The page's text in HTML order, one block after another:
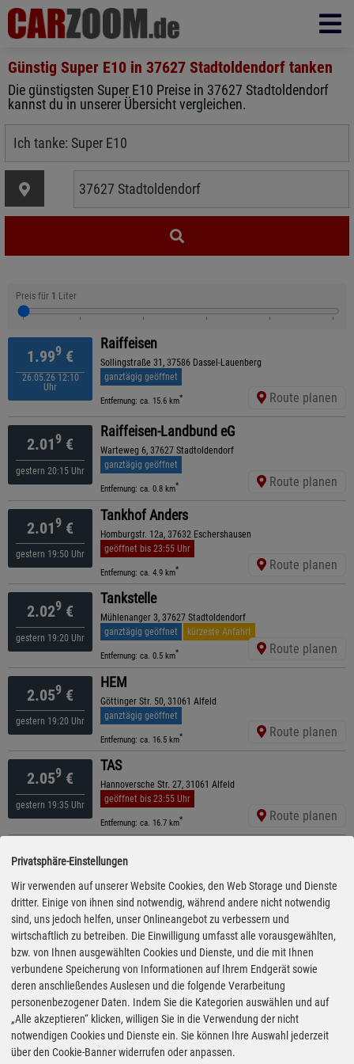
Günstig Super E10 in 37627 Stadtoldendorf tanken
Die günstigsten Super E10 Preise in 37627 Stadtoldendorf
kannst du in unserer Übersicht vergleichen.
Preis für 1 Liter
1.999 €
26.05.26 12:10
Uhr
Raiffeisen
Sollingstraße 31, 37586 Dassel-Lauenberg
ganztägig geöffnet
Entfernung: ca. 15.6 km* Route planen
2.019 €
gestern 20:15 Uhr
Raiffeisen-Landbund eG
Warteweg 6, 37627 Stadtoldendorf
ganztägig geöffnet
Entfernung: ca. 0.8 km* Route planen
2.019 €
gestern 19:50 Uhr
Tankhof Anders
Homburgstr. 12a, 37632 Eschershausen
geöffnet bis 23:55 Uhr
Entfernung: ca. 4.9 km* Route planen
2.029 €
gestern 19:20 Uhr
Tankstelle
Mühlenanger 3, 37627 Stadtoldendorf
ganztägig geöffnet
kürzeste Anfahrt
Entfernung: ca. 0.5 km* Route planen
2.059 €
gestern 19:20 Uhr
HEM
Göttinger Str. 50, 31061 Alfeld
ganztägig geöffnet
Entfernung: ca. 16.5 km* Route planen
2.059 €
gestern 19:35 Uhr
TAS
Hannoversche Str. 27, 31061 Alfeld
geöffnet bis 23:55 Uhr
Entfernung: ca. 16.7 km* Route planen
2.089€
gestern 19:50 Uhr
Erholungsheim Straße 4, 37586 Dassel
ganztägig geöffnet
Entfernung: ca. 9.7 km* Route planen
2.089€
gestern 19:50 Uhr
Raiffeisen
Ilmebahnstraße 11, 37586 Markoldendorf
ganztägig geöffnet
Entfernung: ca. 12.3 km* Route planen
2.099€
gestern 23:05 Uhr
bft
Allersheimer Straße 5 a, 37603 Holzminden
ganztägig geöffnet
Privatsphäre-Einstellungen
Wir verwenden auf unserer Website Cookies, den Web Storage und Dienste
dritter. Einige von ihnen sind notwendig, während andere nicht notwendig
sind, uns jedoch helfen, unser Onlineangebot zu verbessern und
wirtschaftlich zu betreiben. Die Einwilligung umfasst alle vorausgewählten,
bzw. von Ihnen ausgewählten Cookies und Dienste, und die mit Ihnen
verbundene Speicherung von Informationen auf Ihrem Endgerät sowie
deren anschließendes Auslesen und die folgende Verarbeitung
personenbezogener Daten. Indem Sie die Kategorien auswählen und auf
„Alle akzeptieren“ klicken, willigen Sie in die Verwendung der nicht
notwendigen Cookies und Dienste ein. Sie können Ihre Auswahl jederzeit
über den Cookie-Banner widerrufen oder anpassen.